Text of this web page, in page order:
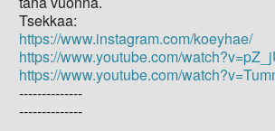
Tsekkaa:
https://www.instagram.com/koeyhae/
https://www.youtube.com/
https://www.youtube.com/
--------------
--------------